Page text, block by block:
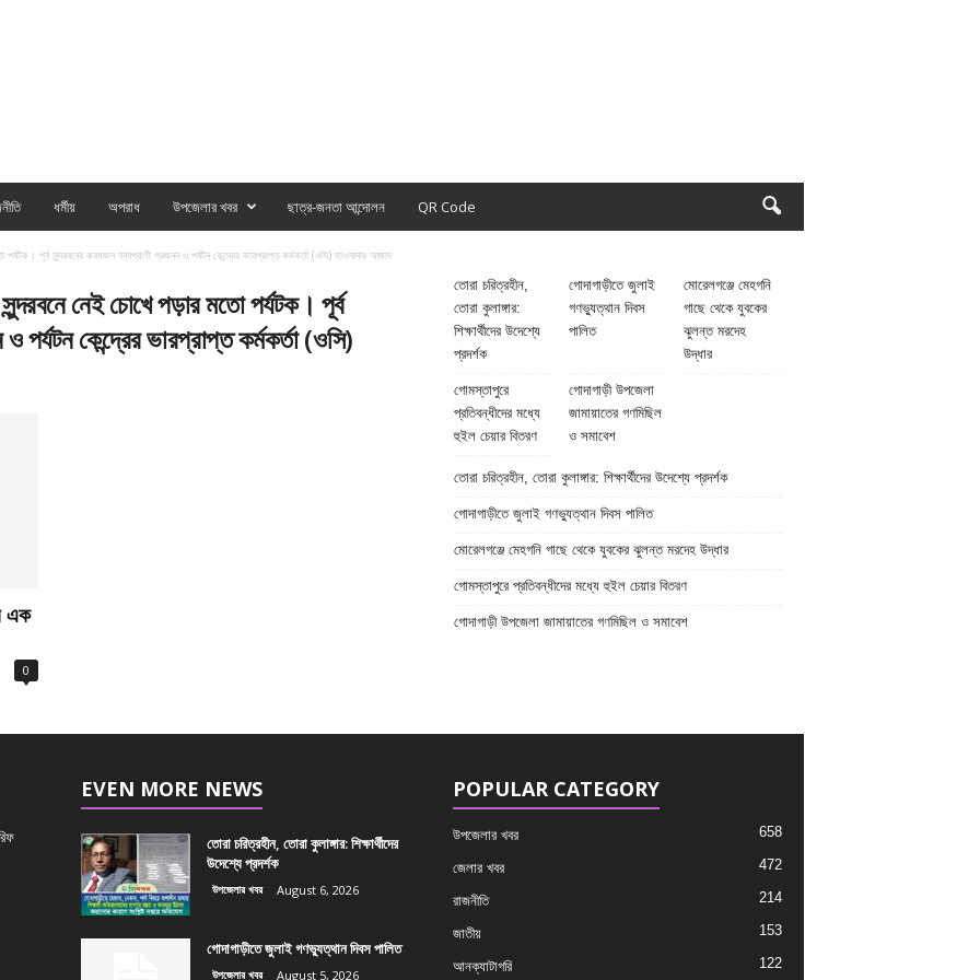
ধর্মীয় অপরাধ উপজেলার খবর ছাত্র-জনতা আন্দোলন QR Code
পূর্ব সুন্দরবনের করমজল বন্যপ্রাণী প্রজনন ও পর্যটন কেন্দ্রের ভারপ্রাপ্ত কর্মকর্তা (ওসি) হাওলাদার আজাদ
নেই চোখে পড়ার মতো পর্যটক। পূর্ব
কেন্দ্রের ভারপ্রাপ্ত কর্মকর্তা (ওসি)
এক
0
তোরা চরিত্রহীন,
তোরা কুলাঙ্গার:
শিক্ষার্থীদের উদেশ্যে
প্রদর্শক
গোদাগাড়ীতে জুলাই
গণভ্যুত্থান দিবস
পালিত
মোরেলগঞ্জে মেহগনি
গাছে থেকে যুবকের
ঝুলন্ত মরদেহ
উদ্ধার
গোমস্তাপুরে
প্রতিবন্ধীদের মধ্যে
হুইল চেয়ার বিতরণ
গোদাগাড়ী উপজেলা
জামায়াতের গণমিছিল
ও সমাবেশ
তোরা চরিত্রহীন, তোরা কুলাঙ্গার: শিক্ষার্থীদের উদেশ্যে প্রদর্শক
গোদাগাড়ীতে জুলাই গণভ্যুত্থান দিবস পালিত
মোরেলগঞ্জে মেহগনি গাছে থেকে যুবকের ঝুলন্ত মরদেহ উদ্ধার
গোমস্তাপুরে প্রতিবন্ধীদের মধ্যে হুইল চেয়ার বিতরণ
গোদাগাড়ী উপজেলা জামায়াতের গণমিছিল ও সমাবেশ
EVEN MORE NEWS
তোরা চরিত্রহীন, তোরা কুলাঙ্গার: শিক্ষার্থীদের
উদেশ্যে প্রদর্শক
উপজেলার খবর August 6, 2026
গোদাগাড়ীতে জুলাই গণভ্যুত্থান দিবস পালিত
উপজেলার খবর August 5, 2026
POPULAR CATEGORY
উপজেলার খবর 658
জেলার খবর 472
রাজনীতি 214
জাতীয় 153
আনক্যাটাগরি 122